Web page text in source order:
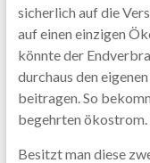
sicherlich auf die
auf einen einzigen
könnte der
durchaus den
beitragen. So
begehrten ökostrom.
Besitzt man diese